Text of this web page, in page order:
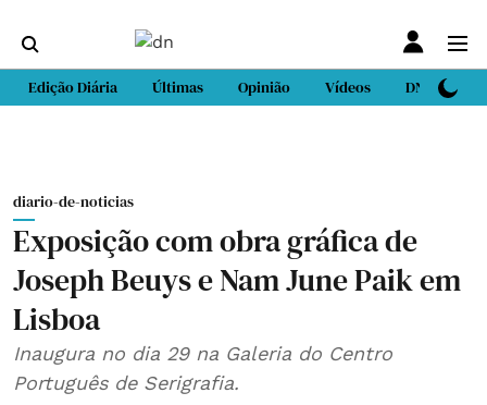
Edição Diária Últimas Opinião Vídeos DN Sport
diario-de-noticias
Exposição com obra gráfica de
Joseph Beuys e Nam June Paik em
Lisboa
Inaugura no dia 29 na Galeria do Centro
Português de Serigrafia.